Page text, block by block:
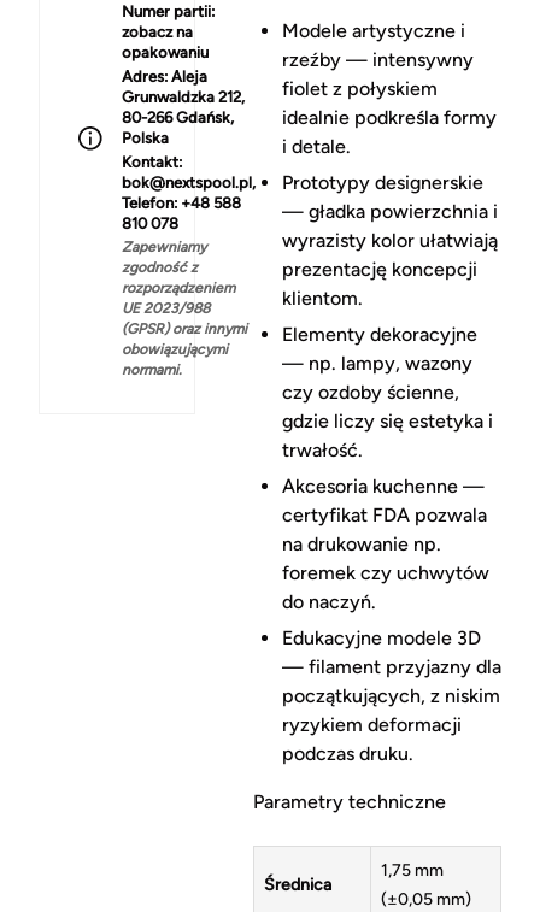
Numer partii:
zobacz na
opakowaniu
Adres: Aleja
Grunwaldzka 212,
80-266 Gdańsk,
Polska
Kontakt:
bok@nextspool.pl,
Telefon: +48 588
810 078
Zapewniamy
zgodność z
rozporządzeniem
UE 2023/988
(GPSR) oraz innymi
obowiązującymi
normami.
Modele artystyczne i
rzeźby — intensywny
fiolet z połyskiem
idealnie podkreśla formy
i detale.
Prototypy designerskie
— gładka powierzchnia i
wyrazisty kolor ułatwiają
prezentację koncepcji
klientom.
Elementy dekoracyjne
— np. lampy, wazony
czy ozdoby ścienne,
gdzie liczy się estetyka i
trwałość.
Akcesoria kuchenne —
certyfikat FDA pozwala
na drukowanie np.
foremek czy uchwytów
do naczyń.
Edukacyjne modele 3D
— filament przyjazny dla
początkujących, z niskim
ryzykiem deformacji
podczas druku.
Parametry techniczne
Średnica
1,75 mm
(±0,05 mm)